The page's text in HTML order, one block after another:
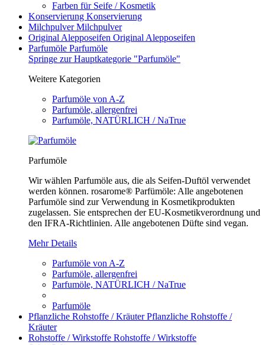
Farben für Seife / Kosmetik
Konservierung Konservierung
MilchpulverMilchpulver
Original Alepposeifen Original Alepposeifen
Parfumöle Parfumöle
Springe zur Hauptkategorie "Parfumöle"
Weitere Kategorien
Parfumöle von A-Z
Parfumöle, allergenfrei
Parfumöle, NATÜRLICH / NaTrue
Parfumöle
Wir wählen Parfumöle aus, die als Seifen-Duftöl verwendet
werden können. rosarome® Parfümöle: Alle angebotenen
Parfumöle sind zur Verwendung in Kosmetikprodukten
zugelassen. Sie entsprechen der EU-Kosmetikverordnung und
den IFRA-Richtlinien. Alle angebotenen Düfte sind vegan.
Mehr Details
Parfumöle von A-Z
Parfumöle, allergenfrei
Parfumöle, NATÜRLICH / NaTrue
Parfumöle
Pflanzliche Rohstoffe / KräuterPflanzliche Rohstoffe /
Kräuter
Rohstoffe / Wirkstoffe Rohstoffe / Wirkstoffe